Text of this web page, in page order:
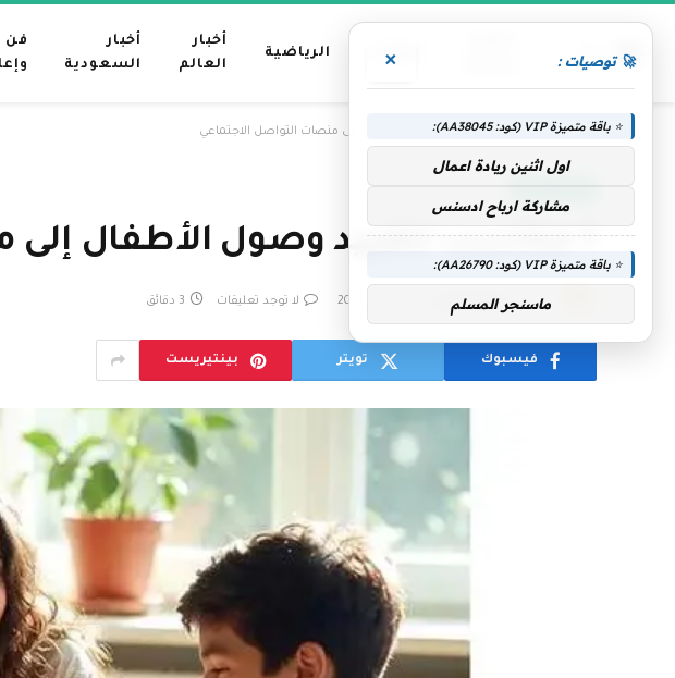
منوعات الرياضية
أخبار
العالم
أخبار
السعودية
فن
الرئيسية » 7 مكاسب لتقييد وصول الأطفال إلى منصات التواصل الاجتماعي
7 مكاسب لتقييد وصول الأطفال إلى منصات التواصل الاجتماعي
بواسطة فريق التحرير لا توجد تعليقات 3 دقائق
فيسبوك تويتر بينتيريست
🚀 توصيات : ×
⭐ باقة متميزة VIP (كود: AA38045):
اول اثنين ريادة اعمال
مشاركة ارباح ادسنس
⭐ باقة متميزة VIP (كود: AA26790):
ماسنجر المسلم